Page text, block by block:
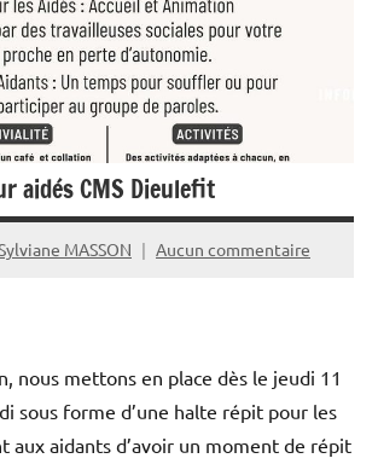
aidés CMS Dieulefit
MASSON Aucun commentaire
nous mettons en place dès le jeudi 11
sous forme d’une halte répit pour les
aux aidants d’avoir un moment de répit